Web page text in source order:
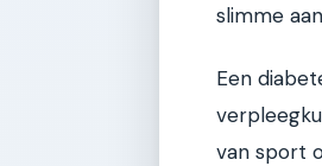
slimme
Een
van sport